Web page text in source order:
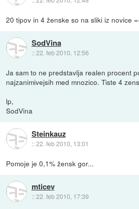
20 tipov in 4 ženske so na sliki iz novice
SodVina
::22. feb 2010, 12:56
Ja sam to ne predstavlja realen procent
najzanimivejsih med mnozico. Tiste 4
lp,
SodVina
Steinkauz
::22. feb 2010, 13:01
Pomoje je 0,1% žensk gor...
mticev
::22. feb 2010, 17:39